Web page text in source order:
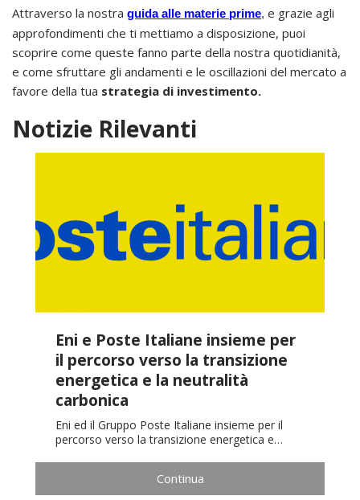
Attraverso la nostra guida alle materie prime, e grazie agli
approfondimenti che ti mettiamo a disposizione, puoi
scoprire come queste fanno parte della nostra quotidianità,
e come sfruttare gli andamenti e le oscillazioni del mercato a
favore della tua strategia di investimento.
Notizie Rilevanti
Eni e Poste Italiane insieme per
il percorso verso la transizione
energetica e la neutralità
carbonica
Eni ed il Gruppo Poste Italiane insieme per il
percorso verso la transizione energetica e…
Continua